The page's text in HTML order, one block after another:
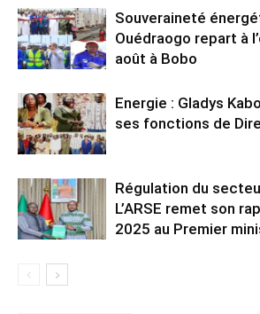
Souveraineté
Ouédraogo repart à
août à Bobo
Energie : Gladys
ses fonctions de
Régulation du
L’ARSE remet son
2025 au Premier